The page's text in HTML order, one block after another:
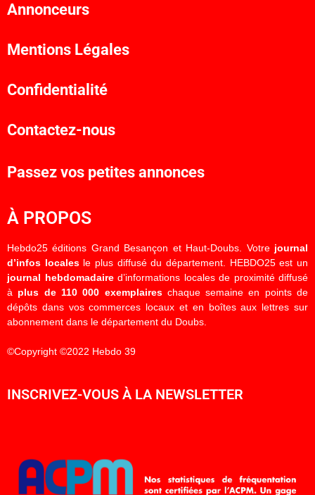
Annonceurs
Mentions Légales
Confidentialité
Contactez-nous
Passez vos petites annonces
À PROPOS
Hebdo25 éditions Grand Besançon et Haut-Doubs. Votre journal
d’infos localesle plus diffusé du département. HEBDO25 est un
journal hebdomadaired’informations locales de proximité diffusé
à plus de 110 000 exemplaireschaque semaine en points de
dépôts dans vos commerces locaux et en boîtes aux lettres sur
abonnement dans le département du Doubs.
©Copyright ©2022 Hebdo 39
INSCRIVEZ-VOUS À LA NEWSLETTER